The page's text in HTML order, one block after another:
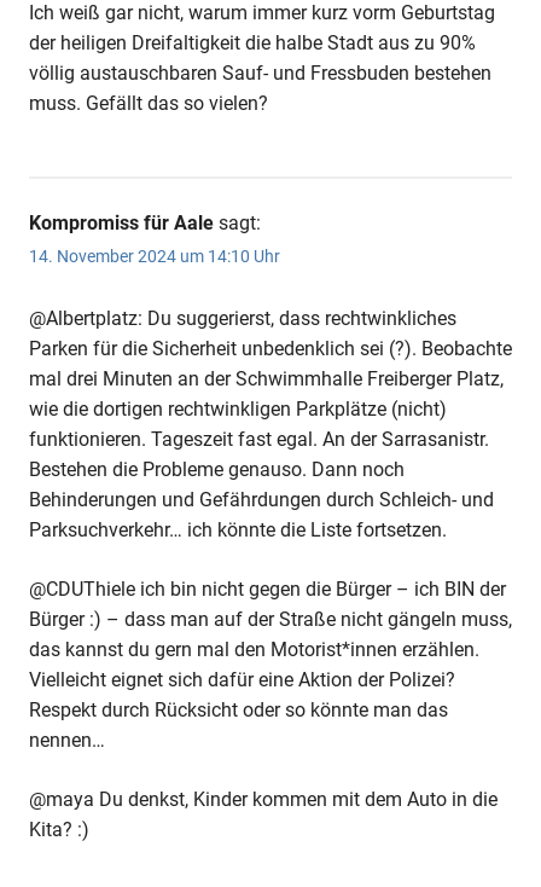
Ich weiß gar nicht, warum immer kurz vorm Geburtstag
der heiligen Dreifaltigkeit die halbe Stadt aus zu 90%
völlig austauschbaren Sauf- und Fressbuden bestehen
muss. Gefällt das so vielen?
Kompromiss für Aale sagt:
14. November 2024 um 14:10 Uhr
@Albertplatz: Du suggerierst, dass rechtwinkliches
Parken für die Sicherheit unbedenklich sei (?). Beobachte
mal drei Minuten an der Schwimmhalle Freiberger Platz,
wie die dortigen rechtwinkligen Parkplätze (nicht)
funktionieren. Tageszeit fast egal. An der Sarrasanistr.
Bestehen die Probleme genauso. Dann noch
Behinderungen und Gefährdungen durch Schleich- und
Parksuchverkehr… ich könnte die Liste fortsetzen.
@CDUThiele ich bin nicht gegen die Bürger – ich BIN der
Bürger :) – dass man auf der Straße nicht gängeln muss,
das kannst du gern mal den Motorist*innen erzählen.
Vielleicht eignet sich dafür eine Aktion der Polizei?
Respekt durch Rücksicht oder so könnte man das
nennen…
@maya Du denkst, Kinder kommen mit dem Auto in die
Kita? :)